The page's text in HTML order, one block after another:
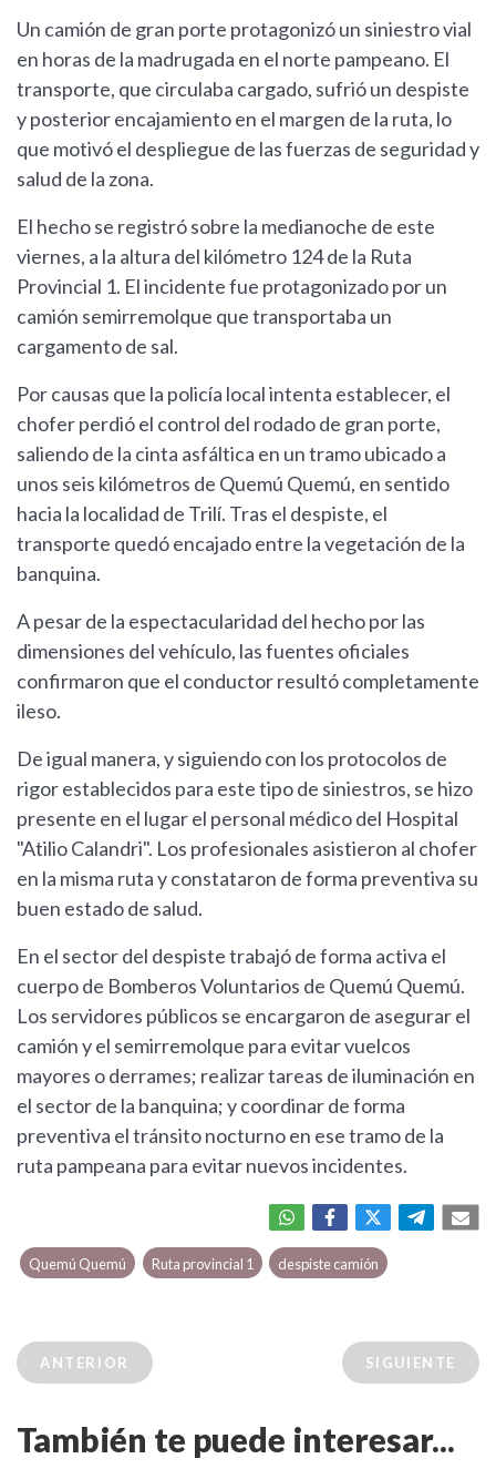
Un camión de gran porte protagonizó un siniestro vial
en horas de la madrugada en el norte pampeano. El
transporte, que circulaba cargado, sufrió un despiste
y posterior encajamiento en el margen de la ruta, lo
que motivó el despliegue de las fuerzas de seguridad y
salud de la zona.
El hecho se registró sobre la medianoche de este
viernes, a la altura del kilómetro 124 de la Ruta
Provincial 1. El incidente fue protagonizado por un
camión semirremolque que transportaba un
cargamento de sal.
Por causas que la policía local intenta establecer, el
chofer perdió el control del rodado de gran porte,
saliendo de la cinta asfáltica en un tramo ubicado a
unos seis kilómetros de Quemú Quemú, en sentido
hacia la localidad de Trilí. Tras el despiste, el
transporte quedó encajado entre la vegetación de la
banquina.
A pesar de la espectacularidad del hecho por las
dimensiones del vehículo, las fuentes oficiales
confirmaron que el conductor resultó completamente
ileso.
De igual manera, y siguiendo con los protocolos de
rigor establecidos para este tipo de siniestros, se hizo
presente en el lugar el personal médico del Hospital
"Atilio Calandri". Los profesionales asistieron al chofer
en la misma ruta y constataron de forma preventiva su
buen estado de salud.
En el sector del despiste trabajó de forma activa el
cuerpo de Bomberos Voluntarios de Quemú Quemú.
Los servidores públicos se encargaron de asegurar el
camión y el semirremolque para evitar vuelcos
mayores o derrames; realizar tareas de iluminación en
el sector de la banquina; y coordinar de forma
preventiva el tránsito nocturno en ese tramo de la
ruta pampeana para evitar nuevos incidentes.
Quemú Quemú Ruta provincial 1 despiste camión
ANTERIOR SIGUIENTE
También te puede interesar...